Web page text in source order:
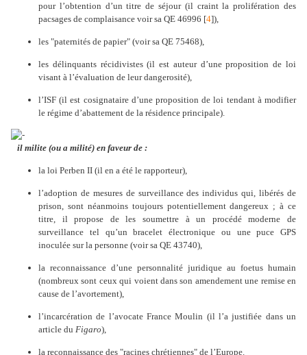
pour l’obtention d’un titre de séjour (il craint la prolifération des
pacsages de complaisance voir sa QE 46996 [4]),
les "paternités de papier" (voir sa QE 75468),
les délinquants récidivistes (il est auteur d’une proposition de loi
visant à l’évaluation de leur dangerosité),
l’ISF (il est cosignataire d’une proposition de loi tendant à modifier
le régime d’abattement de la résidence principale).
il milite (ou a milité) en faveur de :
la loi Perben II (il en a été le rapporteur),
l’adoption de mesures de surveillance des individus qui, libérés de
prison, sont néanmoins toujours potentiellement dangereux ; à ce
titre, il propose de les soumettre à un procédé moderne de
surveillance tel qu’un bracelet électronique ou une puce GPS
inoculée sur la personne (voir sa QE 43740),
la reconnaissance d’une personnalité juridique au foetus humain
(nombreux sont ceux qui voient dans son amendement une remise en
cause de l’avortement),
l’incarcération de l’avocate France Moulin (il l’a justifiée dans un
article du Figaro),
la reconnaissance des "racines chrétiennes" de l’Europe.